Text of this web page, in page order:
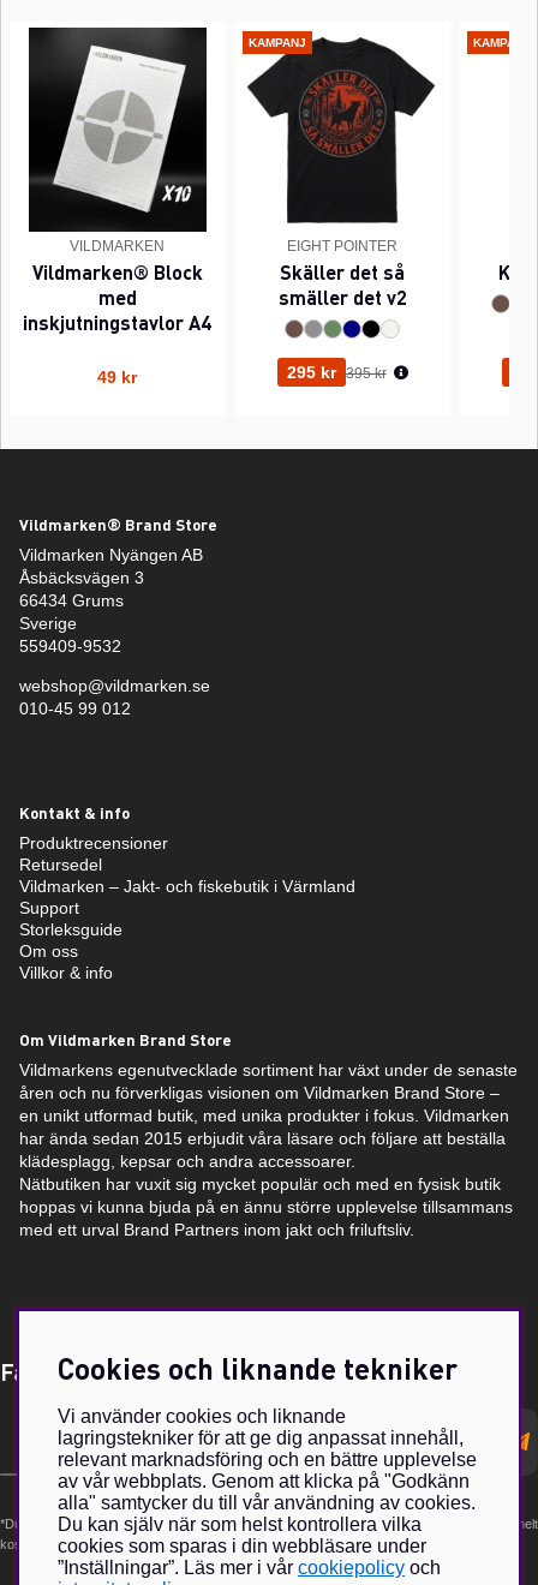
VILDMARKEN
Vildmarken® Block
med
inskjutningstavlor A4
49 kr
KAMPANJ
EIGHT POINTER
Skäller det så
smäller det v2
295 kr Ordinarie pris:
395 kr
KAMPANJ
Vildmarken® Brand Store
Vildmarken Nyängen AB
Åsbäcksvägen 3
66434 Grums
Sverige
559409-9532
webshop@vildmarken.se
010-45 99 012
Kontakt & info
Produktrecensioner
Retursedel
Vildmarken – Jakt- och fiskebutik i Värmland
Support
Storleksguide
Om oss
Villkor & info
Om Vildmarken Brand Store
Vildmarkens egenutvecklade sortiment har växt under de senaste
åren och nu förverkligas visionen om Vildmarken Brand Store –
en unikt utformad butik, med unika produkter i fokus. Vildmarken
har ända sedan 2015 erbjudit våra läsare och följare att beställa
klädesplagg, kepsar och andra accessoarer.
Nätbutiken har vuxit sig mycket populär och med en fysisk butik
hoppas vi kunna bjuda på en ännu större upplevelse tillsammans
med ett urval Brand Partners inom jakt och friluftsliv.
Få Magasin Vildmarken direkt till din e-post!*
postadress
*Du kan även få erbjudanden och nyheter från samarbetspartners. Din prenumeration är helt
kostnadsfri och kan avslutas när som helst.
Cookies och liknande tekniker
Vi använder cookies och liknande
lagringstekniker för att ge dig anpassat innehåll,
relevant marknadsföring och en bättre upplevelse
av vår webbplats. Genom att klicka på "Godkänn
alla" samtycker du till vår användning av cookies.
Du kan själv när som helst kontrollera vilka
cookies som sparas i din webbläsare under
”Inställningar”. Läs mer i vår cookiepolicy och